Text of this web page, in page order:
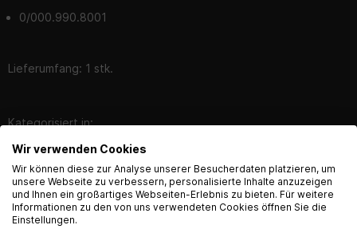
0/000.990.8001
Lieferumfang: 1 stk.
Kategorisiert in:
Explosionszeichnungen
Optik & Styling > Spiegel > Ersatzspiegel
English Language recognized
Hey! Our Shop recognized that you are from USA.
Would you like to see the english Version of Radical
Wir verwenden Cookies
Wir können diese zur Analyse unserer Besucherdaten platzieren, um
unsere Webseite zu verbessern, personalisierte Inhalte anzuzeigen
und Ihnen ein großartiges Webseiten-Erlebnis zu bieten. Für weitere
Informationen zu den von uns verwendeten Cookies öffnen Sie die
Einstellungen.